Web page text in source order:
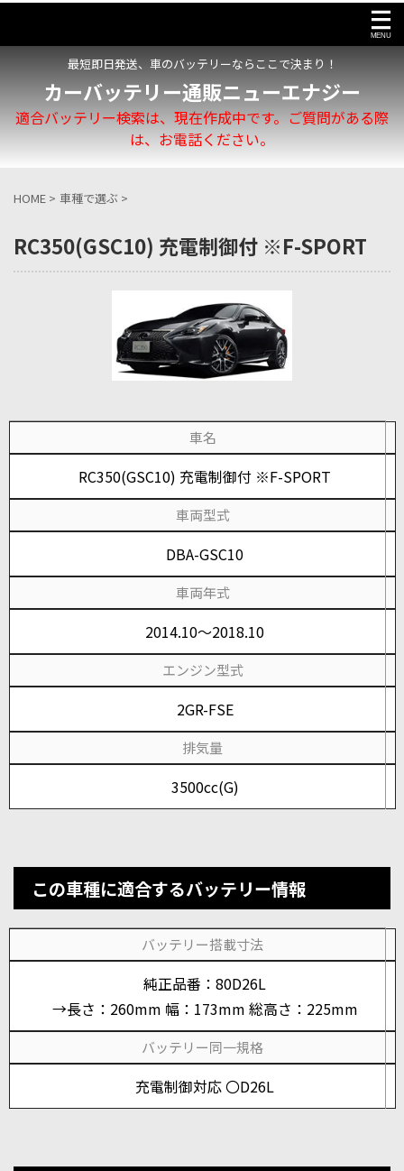
最短即日発送、車のバッテリーならここで決まり！
カーバッテリー通販ニューエナジー
適合バッテリー検索は、現在作成中です。ご質問がある際
は、お電話ください。
HOME > 車種で選ぶ >
RC350(GSC10) 充電制御付 ※F-SPORT
車名
RC350(GSC10) 充電制御付 ※F-SPORT
車両型式
DBA-GSC10
車両年式
2014.10～2018.10
エンジン型式
2GR-FSE
排気量
3500cc(G)
この車種に適合するバッテリー情報
バッテリー搭載寸法
純正品番：80D26L
→長さ：260mm 幅：173mm 総高さ：225mm
バッテリー同一規格
充電制御対応 〇D26L